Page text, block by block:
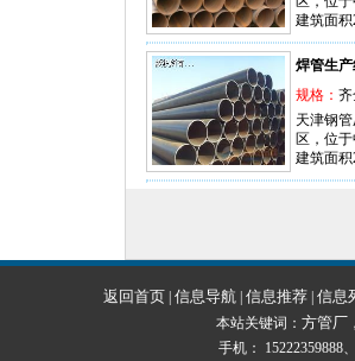
建筑面
焊管生产
规格： 齐
天津钢
区，位
建筑面
返回首页 信息导航 信息推荐 信息
本站关键词： 方管厂
手机： 15222359888